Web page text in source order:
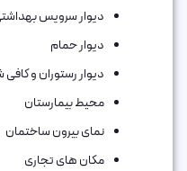
دیوار سرویس بهداشتی
دیوار حمام
دیوار رستوران و کافی
محیط بیمارستان
نمای بیرون ساختمان
مکان های تجاری